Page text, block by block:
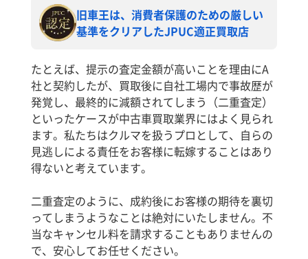
旧車王は、消費者保護のための厳しい
基準をクリアしたJPUC適正買取店
たとえば、提示の査定金額が高いことを理由にA
社と契約したが、買取後に自社工場内で事故歴が
発覚し、最終的に減額されてしまう（二重査定）
といったケースが中古車買取業界にはよく見られ
ます。私たちはクルマを扱うプロとして、自らの
見逃しによる責任をお客様に転嫁することはあり
得ないと考えています。
二重査定のように、成約後にお客様の期待を裏切
ってしまうようなことは絶対にいたしません。不
当なキャンセル料を請求することもありませんの
で、安心してお任せください。